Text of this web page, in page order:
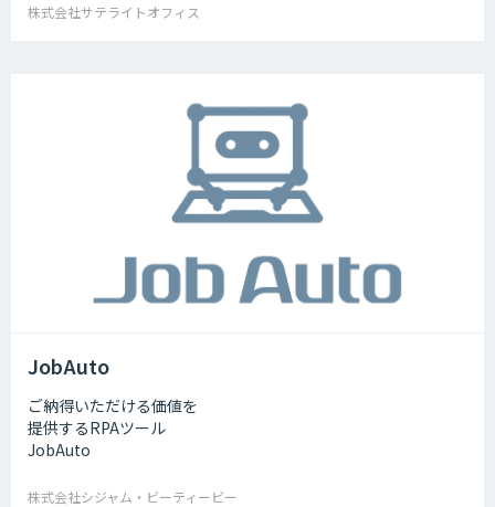
株式会社サテライトオフィス
JobAuto
ご納得いただける価値を
提供するRPAツール
JobAuto
株式会社シジャム・ビーティービー